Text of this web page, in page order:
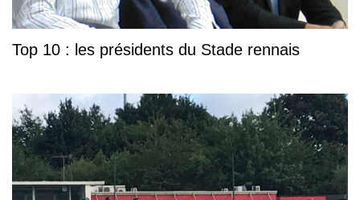
Top 10 : les présidents du Stade rennais